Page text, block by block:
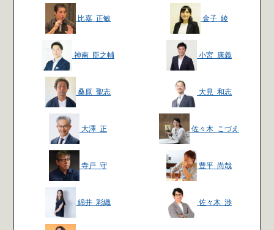
比嘉 正敏 金子 綾
神南 臣之輔 小宮 康義
桑原 聖志 大見 和志
大澤 正 佐々木 こづえ
寺戸 守 豊平 尚哉
綿井 彩織 佐々木 渉